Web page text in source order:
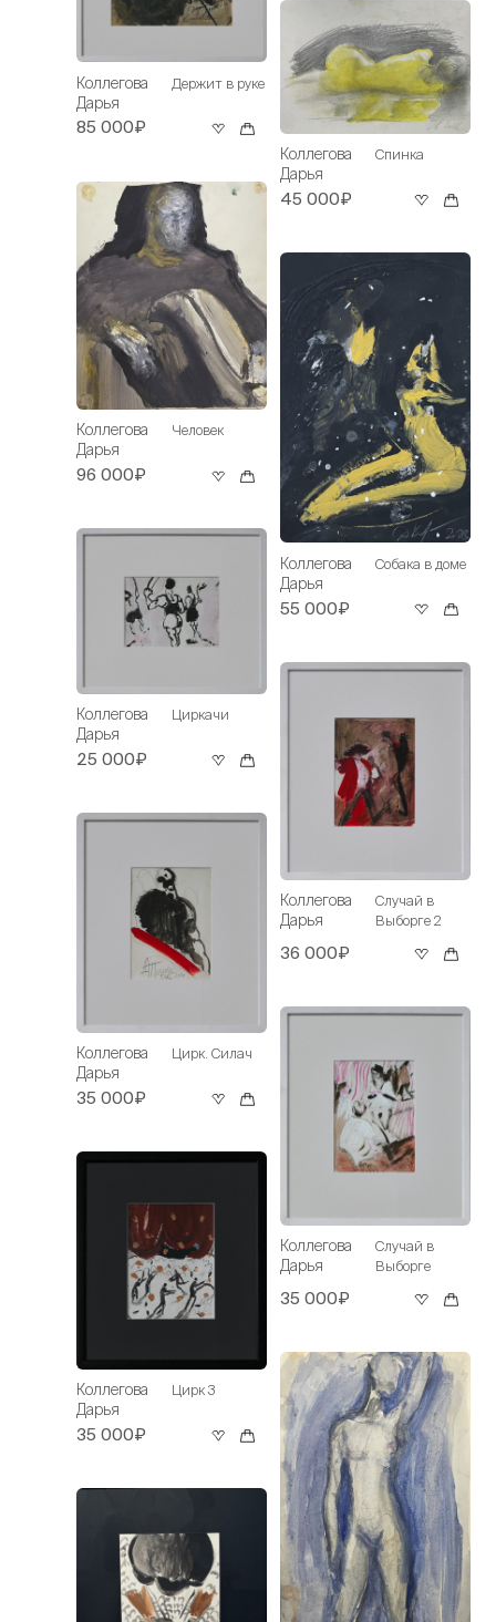
Коллегова
Дарья
Держит в руке
85 000₽
Коллегова
Дарья
Человек
96 000₽
Коллегова
Дарья
Циркачи
25 000₽
Коллегова
Дарья
Цирк. Силач
35 000₽
Коллегова
Дарья
Цирк 3
35 000₽
Коллегова
Дарья
Спинка
45 000₽
Коллегова
Дарья
Собака в доме
55 000₽
Коллегова
Дарья
Случай в
Выборге 2
36 000₽
Коллегова
Дарья
Случай в
Выборге
35 000₽